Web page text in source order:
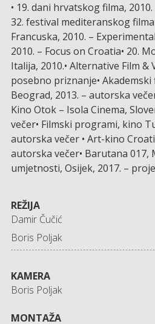
• 19. dani hrvatskog filma,
32. festival mediteranskog
Francuska, 2010. –
2010. – Focus on Croatia• 20.
Italija, 2010.• Alternative Film &
posebno priznanje• Akademski
Beograd, 2013. – autorska
Kino Otok – Isola Cinema,
večer• Filmski programi, kino
autorska večer • Art-kino
autorska večer• Barutana 017,
umjetnosti, Osijek, 2017. –
REŽIJA
Damir Čučić
Boris Poljak
KAMERA
Boris Poljak
MONTAŽA